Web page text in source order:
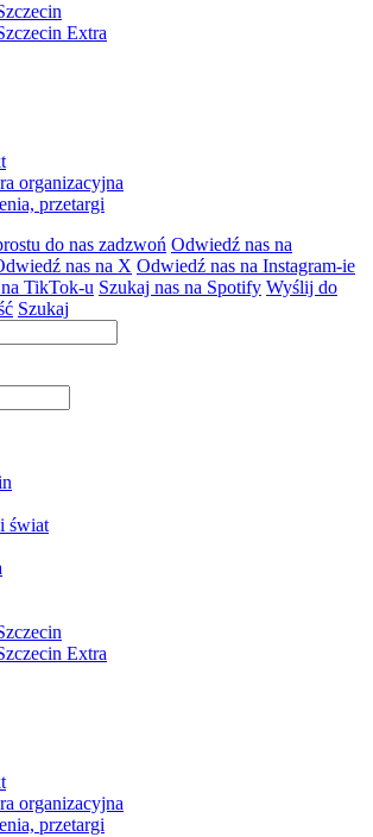
Extra
organizacyjna
przetargi
do nas zadzwoń Odwiedź nas na
nas na X Odwiedź nas na Instagram-ie
TikTok-u Szukaj nas na Spotify Wyślij do
Szukaj
świat
Extra
organizacyjna
przetargi